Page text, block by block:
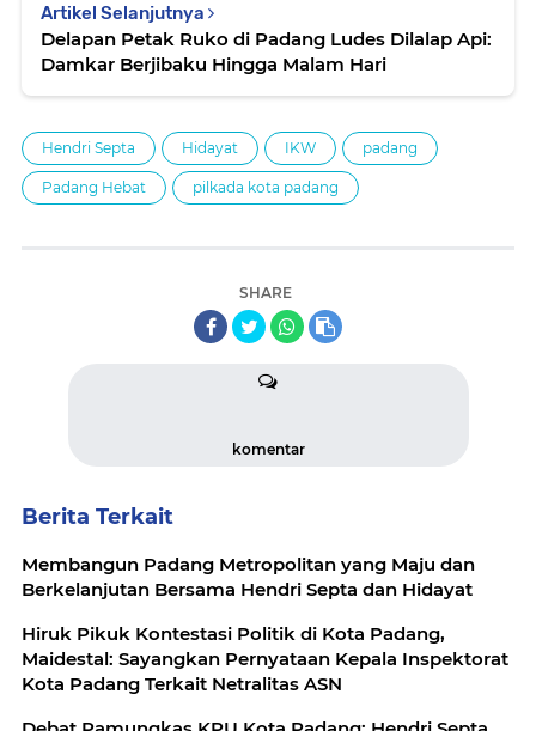
Artikel Selanjutnya
Delapan Petak Ruko di Padang Ludes Dilalap Api:
Damkar Berjibaku Hingga Malam Hari
Hendri Septa Hidayat IKW padang
Padang Hebat pilkada kota padang
SHARE
komentar
Berita Terkait
Membangun Padang Metropolitan yang Maju dan
Berkelanjutan Bersama Hendri Septa dan Hidayat
Hiruk Pikuk Kontestasi Politik di Kota Padang,
Maidestal: Sayangkan Pernyataan Kepala Inspektorat
Kota Padang Terkait Netralitas ASN